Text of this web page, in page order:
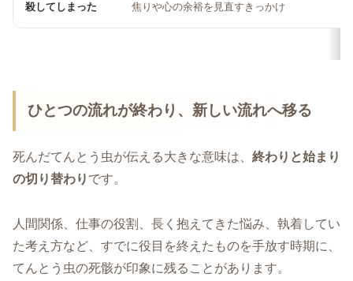
殺してしまった 焦りや心の余裕を見直すきっかけ
ひとつの流れが終わり、新しい流れへ移る
死んだてんとう虫が伝える大きな意味は、 終わりと始まり
の切り替わり です。
人間関係、仕事の役割、長く抱えてきた悩み、執着してい
た考え方など、すでに役目を終えたものを手放す時期に、
てんとう虫の死骸が印象に残ることがあります。